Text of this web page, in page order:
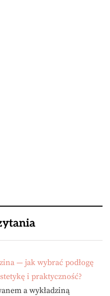
— jak wybrać podłogę
i praktyczność?
a wykładziną